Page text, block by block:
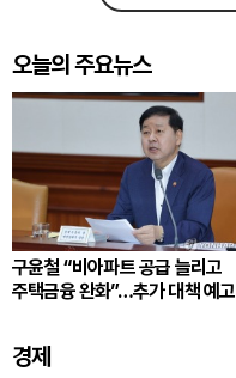
오늘의 주요뉴스
구윤철 “비아파트 공급 늘리고
주택금융 완화”…추가 대책 예고
경제